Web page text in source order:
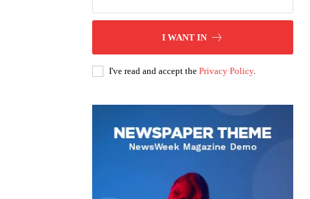
I WANT IN
I've read and accept the Privacy Policy.